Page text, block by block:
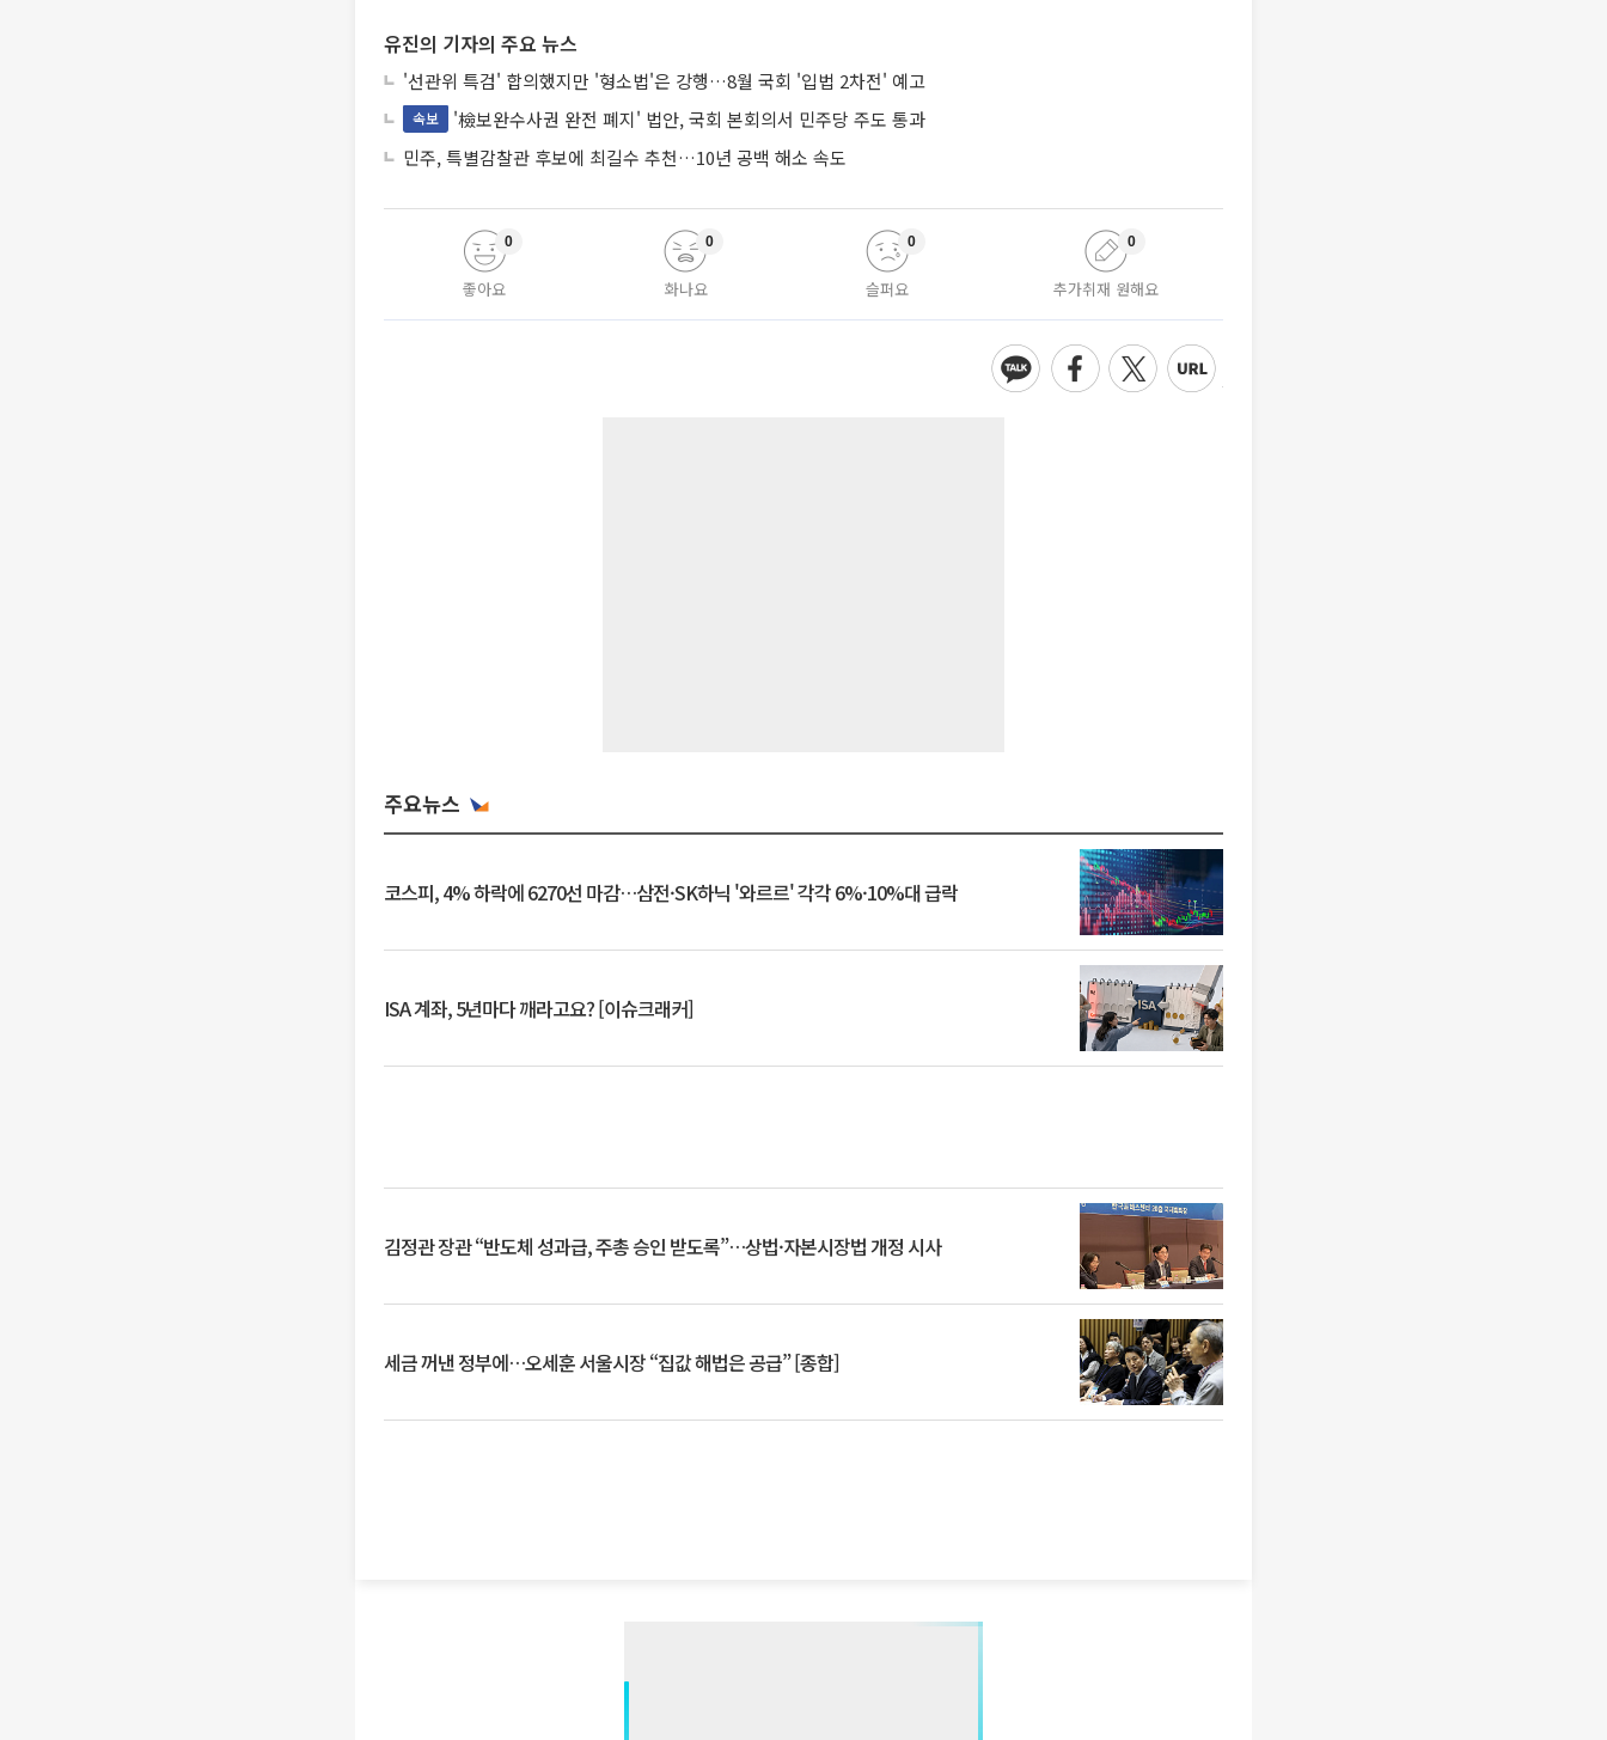
유진의 기자의 주요 뉴스
'선관위 특검' 합의했지만 '형소법'은 강행…8월 국회 '입법 2차전' 예고
속보
'檢보완수사권 완전 폐지' 법안, 국회 본회의서 민주당 주도 통과
민주, 특별감찰관 후보에 최길수 추천…10년 공백 해소 속도
좋아요
0
화나요
0
슬퍼요
0
추가취재 원해요
0
주요뉴스
코스피, 4% 하락에 6270선 마감…삼전·SK하닉 '와르르' 각각 6%·10%대 급락
ISA 계좌, 5년마다 깨라고요? [이슈크래커]
김정관 장관 “반도체 성과급, 주총 승인 받도록”…상법·자본시장법 개정 시사
세금 꺼낸 정부에…오세훈 서울시장 “집값 해법은 공급” [종합]